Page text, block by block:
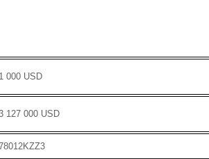
1 000 USD
127 000 USD